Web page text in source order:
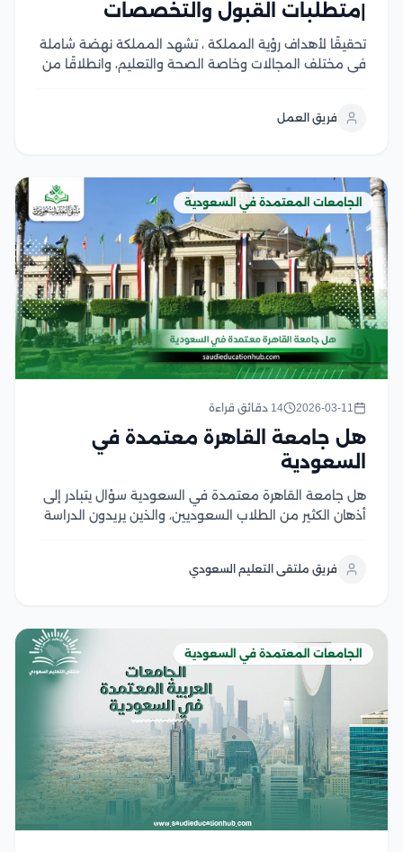
|متطلبات القبول والتخصصات
تحقيقًا لأهداف رؤية المملكة ، تشهد المملكة نهضة شاملة
في مختلف المجالات وخاصة الصحة والتعليم، وانطلاقًا من
الطبية والرعاية الصحية المثلى، خاصة على المستوى...
فريق العمل
الجامعات المعتمدة في السعودية
2026-03-11 14 دقائق قراءة
هل جامعة القاهرة معتمدة في
السعودية
هل جامعة القاهرة معتمدة في السعودية سؤال يتبادر إلى
أذهان الكثير من الطلاب السعوديين، والذين يريدون الدراسة
تاريخ مشرف في العملية التعليمية الأمر...
فريق ملتقى التعليم السعودي
الجامعات المعتمدة في السعودية